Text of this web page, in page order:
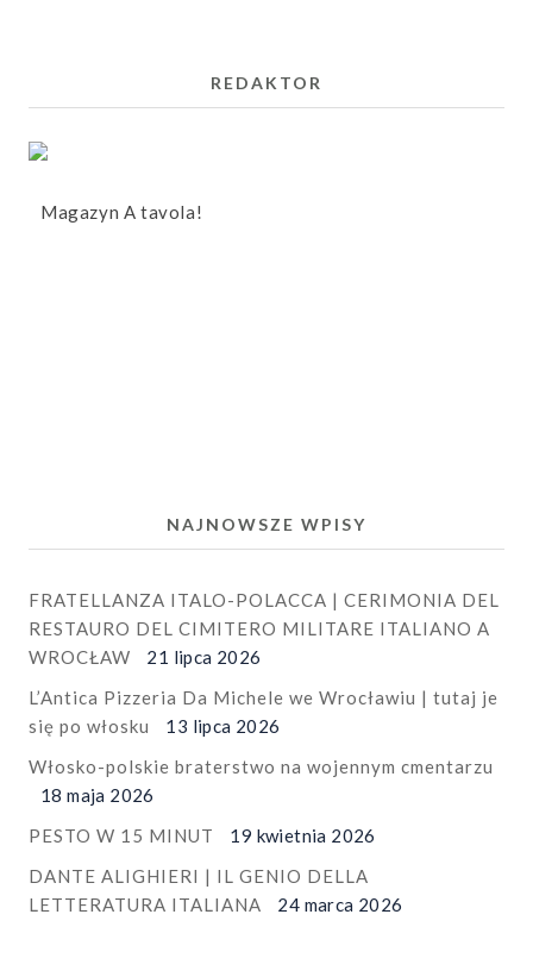
REDAKTOR
Magazyn A tavola!
NAJNOWSZE WPISY
FRATELLANZA ITALO-POLACCA | CERIMONIA DEL
RESTAURO DEL CIMITERO MILITARE ITALIANO A
WROCŁAW
21 lipca 2026
L’Antica Pizzeria Da Michele we Wrocławiu | tutaj je
się po włosku
13 lipca 2026
Włosko-polskie braterstwo na wojennym cmentarzu
18 maja 2026
PESTO W 15 MINUT
19 kwietnia 2026
DANTE ALIGHIERI | IL GENIO DELLA
LETTERATURA ITALIANA
24 marca 2026